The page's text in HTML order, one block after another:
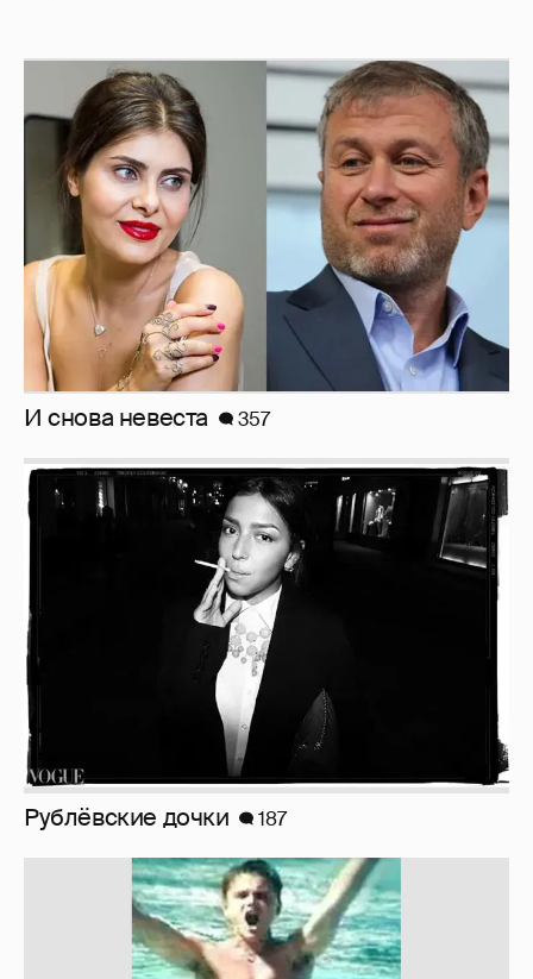
И снова невеста 357
Рублёвские дочки 187
110